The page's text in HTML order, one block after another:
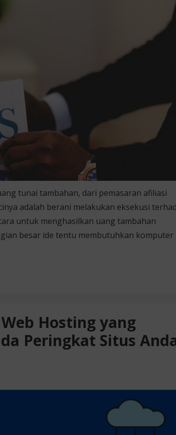
tunai tambahan, dari pemasaran afiliasi
adalah berani melakukan eksekusi
untuk menghasilkan uang tambahan
besar ide tentu membutuhkan komputer
Hosting yang
Peringkat Situs